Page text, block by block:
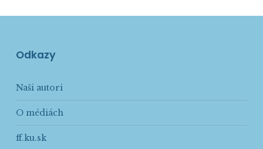
Odkazy
Naši autori
O médiách
ff.ku.sk